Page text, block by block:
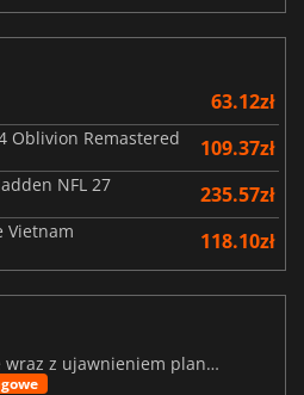
63.12zł
Oblivion Remastered 109.37zł
NFL 27 235.57zł
Vietnam 118.10zł
MARVEL Tōkon debiutuje wraz z ujawnieniem planu rozwoju na pierwszy rok